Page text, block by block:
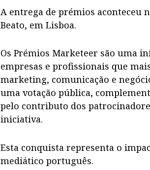
A entrega de prémios aconteceu
Beato, em Lisboa.
Os Prémios Marketeer são uma
empresas e profissionais que
marketing, comunicação e
uma votação pública,
pelo contributo dos
iniciativa.
Esta conquista representa o
mediático português.